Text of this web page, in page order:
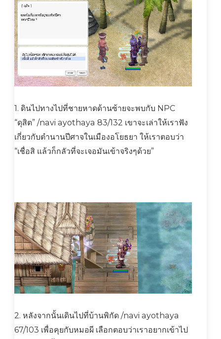
1. ดินไปทางไปที่ชายหาดด้านซ้ายจะพบกับ NPC
“ดุสิต” /navi ayothaya 83/132 เขาจะเล่าให้เราฟัง
เกี่ยวกับตำนานปีศาจในเมืองอโยธยา ให้เราตอบว่า
“เชื่อสิ แล้วก็กลัวที่จะเจอมันเข้าจริงๆด้วย”
2. หลังจากนั้นเดินไปที่บ้านพิกัด /navi ayothaya
67/103 เพื่อคุยกับหมอผี เลือกตอบว่าเราอยากเข้าไป